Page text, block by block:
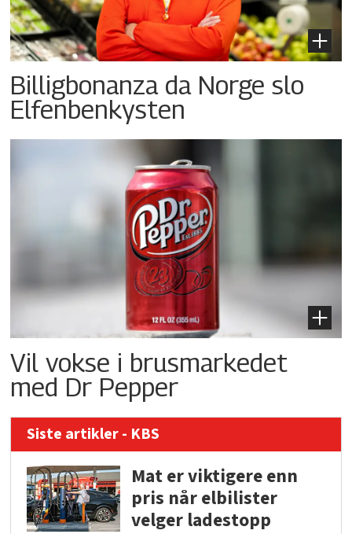
Billigbonanza da Norge slo
Elfenbenkysten
Vil vokse i brusmarkedet
med Dr Pepper
Siste artikler - KBS
Mat er viktigere enn
pris når elbilister
velger ladestopp